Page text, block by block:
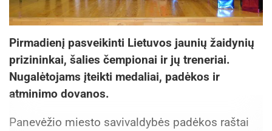
Pirmadienį pasveikinti Lietuvos jaunių žaidynių
prizininkai, šalies čempionai ir jų treneriai.
Nugalėtojams įteikti medaliai, padėkos ir
atminimo dovanos.
Panevėžio miesto savivaldybės padėkos raštai